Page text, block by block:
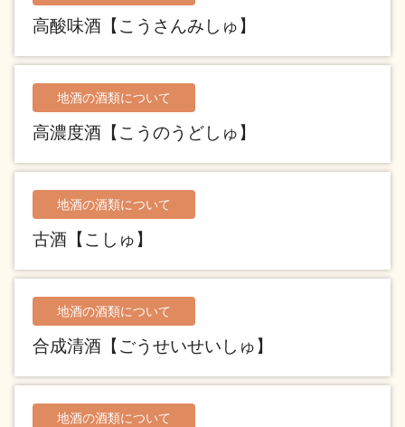
日本酒の楽しみ方特集
イベント情報TOP 新商品・おすすめ商品
高酸味酒【こうさんみしゅ】
地酒の酒類について
高濃度酒【こうのうどしゅ】
地酒の酒類について
古酒【こしゅ】
地酒の酒類について
合成清酒【ごうせいせいしゅ】
地酒の酒類について